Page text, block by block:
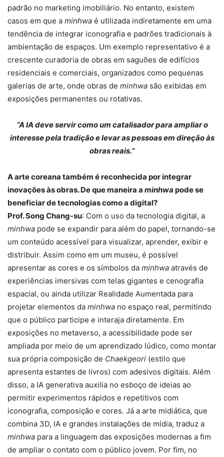
padrão no marketing imobiliário. No entanto, existem
casos em que a minhwa é utilizada indiretamente em uma
tendência de integrar iconografia e padrões tradicionais à
ambientação de espaços. Um exemplo representativo é a
crescente curadoria de obras em saguões de edifícios
residenciais e comerciais, organizados como pequenas
galerias de arte, onde obras de minhwa são exibidas em
exposições permanentes ou rotativas.
“A IA deve servir como um catalisador para ampliar o
interesse pela tradição e levar as pessoas em direção às
obras reais.”
A arte coreana também é reconhecida por integrar
inovações às obras. De que maneira a minhwa pode se
beneficiar de tecnologias como a digital?
Prof. Song Chang-su: Com o uso da tecnologia digital, a
minhwa pode se expandir para além do papel, tornando-se
um conteúdo acessível para visualizar, aprender, exibir e
distribuir. Assim como em um museu, é possível
apresentar as cores e os símbolos da minhwa através de
experiências imersivas com telas gigantes e cenografia
espacial, ou ainda utilizar Realidade Aumentada para
projetar elementos da minhwa no espaço real, permitindo
que o público participe e interaja diretamente. Em
exposições no metaverso, a acessibilidade pode ser
ampliada por meio de um aprendizado lúdico, como montar
sua própria composição de Chaekgeori (estilo que
apresenta estantes de livros) com adesivos digitais. Além
disso, a IA generativa auxilia no esboço de ideias ao
permitir experimentos rápidos e repetitivos com
iconografia, composição e cores. Já a arte midiática, que
combina 3D, IA e grandes instalações de mídia, traduz a
minhwa para a linguagem das exposições modernas a fim
de ampliar o contato com o público jovem. Por fim, no